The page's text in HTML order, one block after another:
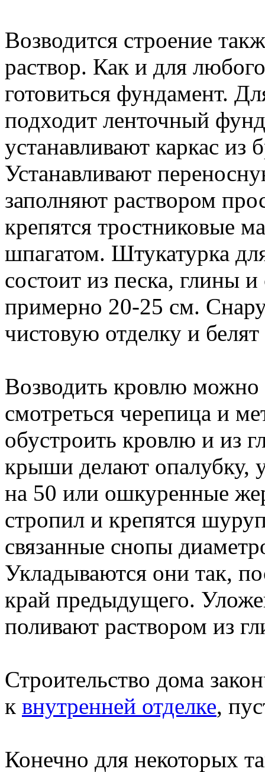
Возводится строение
раствор. Как и для
готовиться фундамент.
подходит ленточный
устанавливают каркас
Устанавливают
заполняют раствором
крепятся тростниковые
шпагатом. Штукатурка
состоит из песка, глины
примерно 20-25 см.
чистовую отделку и
Возводить кровлю
смотреться черепица и
обустроить кровлю и из
крыши делают опалубку,
на 50 или ошкуренные
стропил и крепятся
связанные снопы
Укладываются они так,
край предыдущего.
поливают раствором из
Строительство дома
к внутренней отделке,
Конечно для некоторых